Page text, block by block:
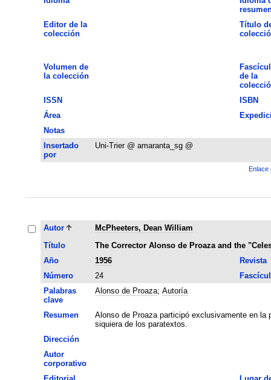
Editor de la
colección
Título
Volumen de
la colección
de la
ISSN
ISBN
Área
Notas
Insertado
por
Uni-Trier @ amaranta_sg @
Enlace
Autor
McPheeters, Dean William
Título
The Corrector Alonso de Proaza and the
Año
1956
Revista
Número
24
Palabras
clave
Alonso de Proaza; Autoría
Resumen
Alonso de Proaza participó exclusivamente en la
siquiera de los paratextos.
Dirección
Autor
corporativo